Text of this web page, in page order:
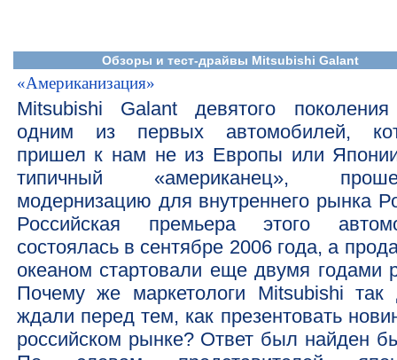
Обзоры и тест-драйвы Mitsubishi Galant
«Американизация»
Mitsubishi Galant девятого
одним из первых автомобилей,
пришел к нам не из Европы или
типичный «американец»,
модернизацию для внутреннего рынка
Российская премьера этого
состоялась в сентябре 2006 года, а
океаном стартовали еще двумя годами
Почему же маркетологи Mitsubishi так
ждали перед тем, как презентовать
российском рынке? Ответ был найден